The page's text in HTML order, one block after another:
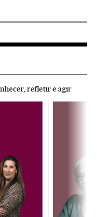
refletir e agir